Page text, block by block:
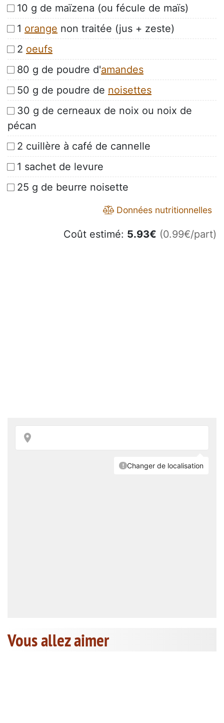
10 g de maïzena (ou fécule de maïs)
1 orange non traitée (jus + zeste)
2 oeufs
80 g de poudre d'amandes
50 g de poudre de noisettes
30 g de cerneaux de noix ou noix de
pécan
2 cuillère à café de cannelle
1 sachet de levure
25 g de beurre noisette
Données nutritionnelles
Coût estimé: 5.93€ (0.99€/part)
Vous allez aimer